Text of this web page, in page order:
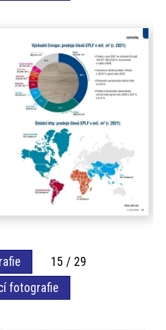
15 / 29
fotografie